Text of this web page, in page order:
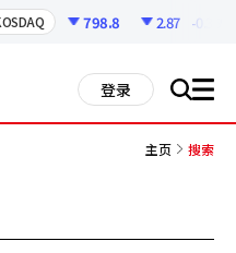
798.8 2.87 -0.36%
登录 搜 all
主页 搜索